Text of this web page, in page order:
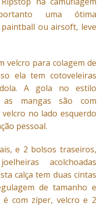
uma ótima
ou airsoft, leve
velcro para colagem de
ela tem cotoveleiras
A gola no estilo
mangas são com
no lado esquerdo
pessoal.
e 2 bolsos traseiros,
acolchoadas
calça tem duas cintas
de tamanho e
é com zíper, velcro e 2